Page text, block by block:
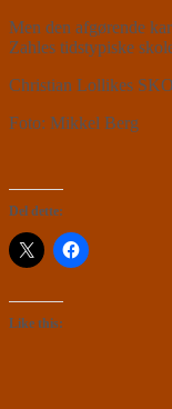
Men den afgørende
Zahles tidstypiske
Christian Lollikes
Foto: Mikkel Berg
Del dette:
Like this: